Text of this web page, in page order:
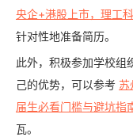
央企+港股上市，理工
针对性地准备简历。
此外，积极参加学校组
己的优势，可以参考 苏
届生必看门槛与避坑指
瓦。